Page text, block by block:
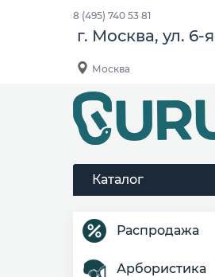
8 (495) 740 53 81
г. Москва, ул. 6-
Москва
Каталог
Распродажа
Арбористика